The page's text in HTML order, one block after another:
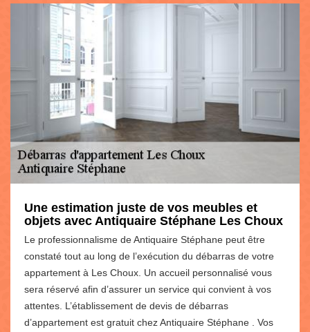
Une estimation juste de vos meubles et
objets avec Antiquaire Stéphane Les Choux
Le professionnalisme de Antiquaire Stéphane peut être
constaté tout au long de l’exécution du débarras de votre
appartement à Les Choux. Un accueil personnalisé vous
sera réservé afin d’assurer un service qui convient à vos
attentes. L’établissement de devis de débarras
d’appartement est gratuit chez Antiquaire Stéphane . Vos